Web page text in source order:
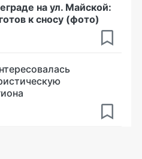
на ул. Майской:
к сносу (фото)